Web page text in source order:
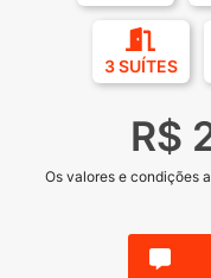
3 SUÍTES
R$
Os valores e condições